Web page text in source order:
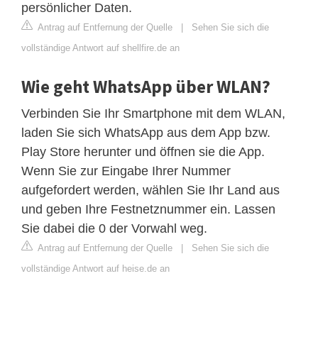
persönlicher Daten.
Antrag auf Entfernung der Quelle
Sehen Sie sich die
vollständige Antwort auf shellfire.de an
Wie geht WhatsApp über WLAN?
Verbinden Sie Ihr Smartphone mit dem WLAN,
laden Sie sich WhatsApp aus dem App bzw.
Play Store herunter und öffnen sie die App.
Wenn Sie zur Eingabe Ihrer Nummer
aufgefordert werden, wählen Sie Ihr Land aus
und geben Ihre Festnetznummer ein. Lassen
Sie dabei die 0 der Vorwahl weg.
Antrag auf Entfernung der Quelle
Sehen Sie sich die
vollständige Antwort auf heise.de an